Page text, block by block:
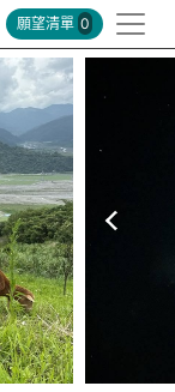
願望清單 0